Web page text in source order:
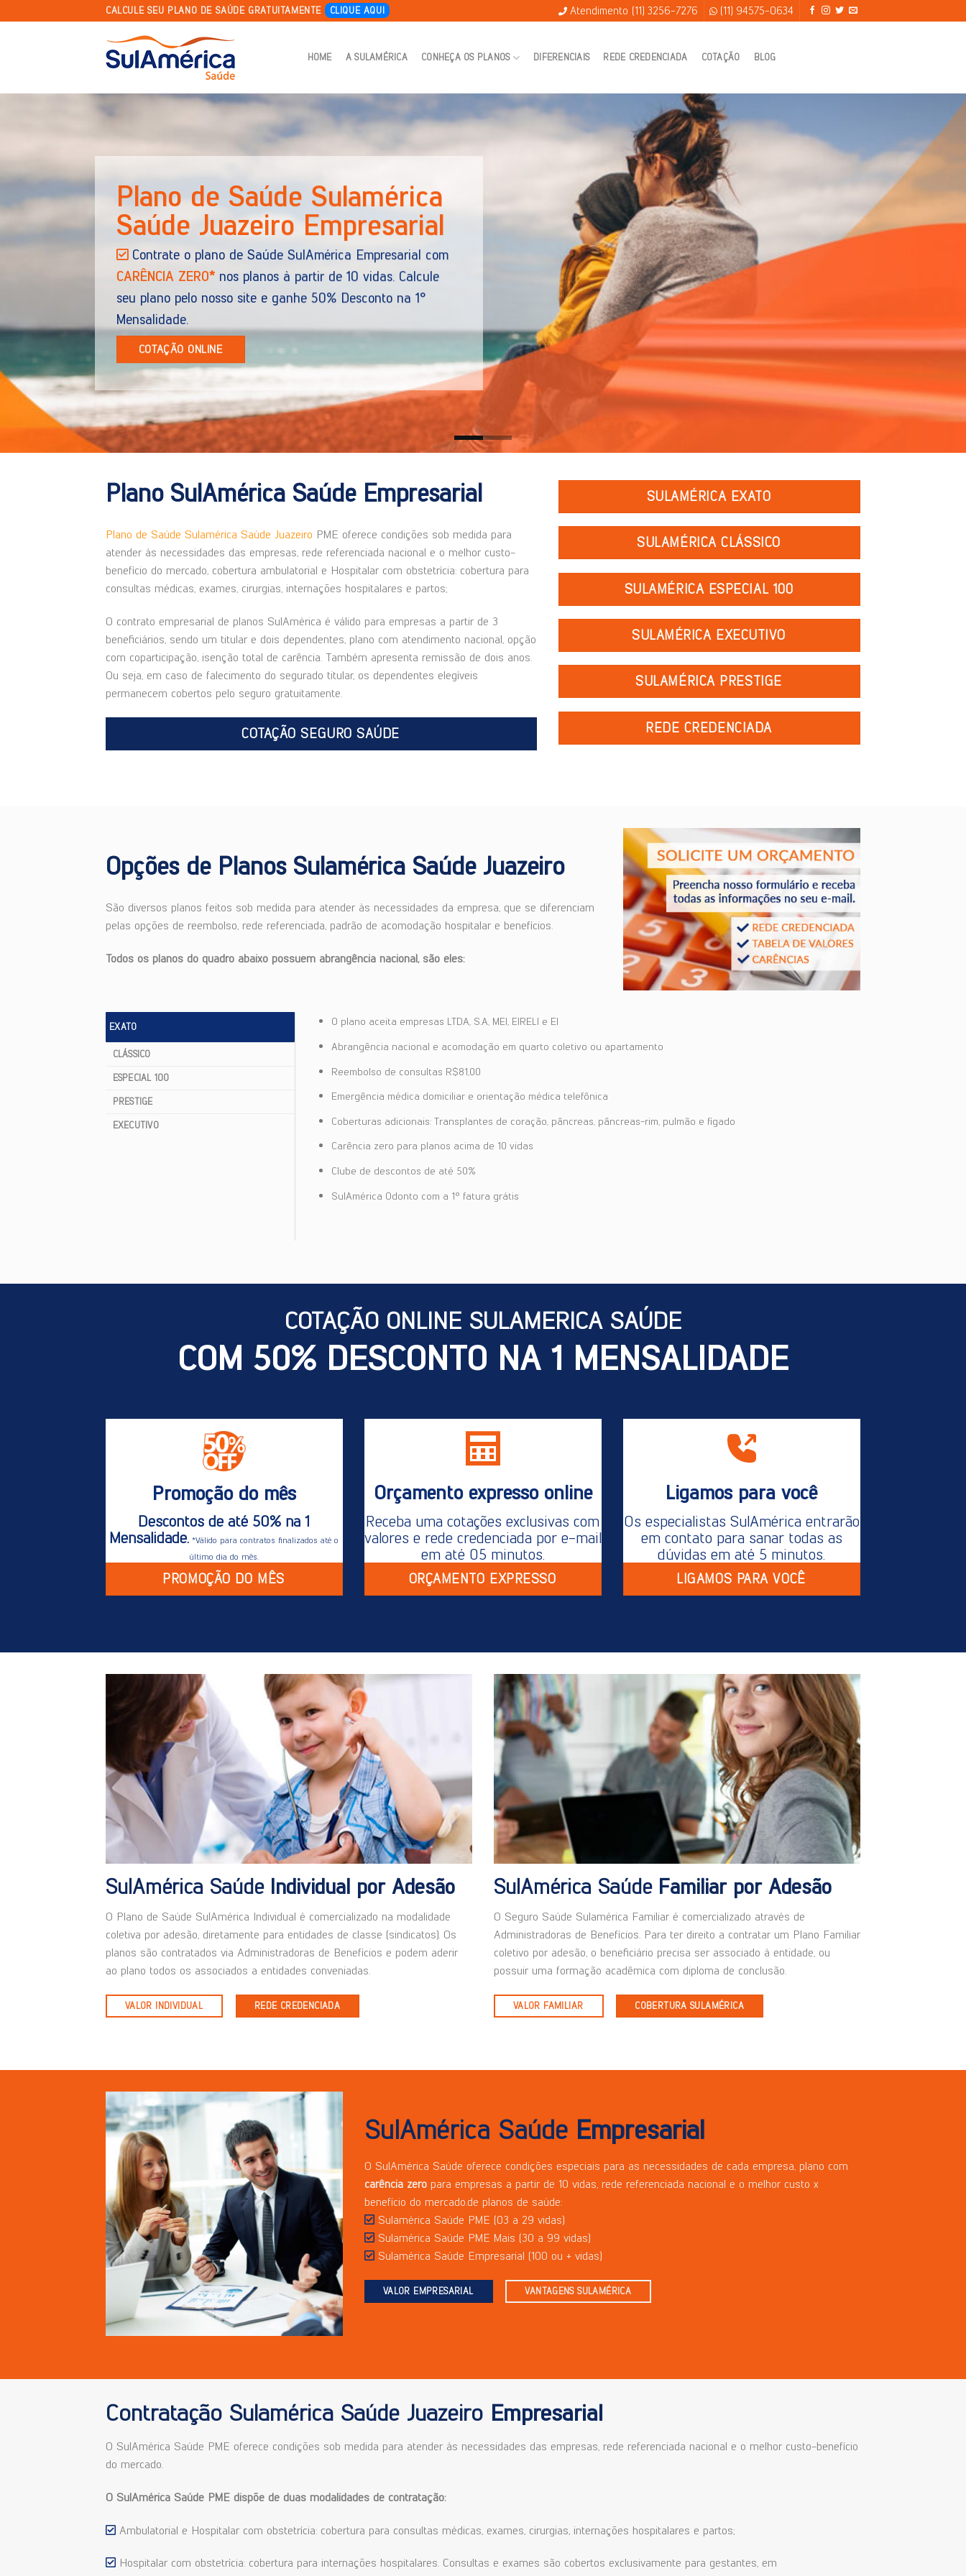
to
CALCULE SEU PLANO DE SAÚDE GRATUITAMENTE CLIQUE AQUI Atendimento (11) 3256-7276 (11) 94575-0634
HOME A SULAMÉRICA CONHEÇA OS PLANOS DIFERENCIAIS REDE CREDENCIADA COTAÇÃO BLOG
Plano de Saúde SulAmérica
Receba por e-mail todas as informações do plano SulAmérica Individual por adesão, Familiar por
adesão, Empresarial e Odontológico.
O SulAmérica Saúde oferece condições especiais para as necessidades da sua empresa,rede
referenciada nacional e o melhor custo x benefício do mercado.
COTAÇÃO ONLINE
Plano SulAmérica Saúde Empresarial
Plano de Saúde Sulamérica Saúde Juazeiro PME oferece condições sob medida para
atender às necessidades das empresas, rede referenciada nacional e o melhor custo-
benefício do mercado, cobertura ambulatorial e Hospitalar com obstetrícia: cobertura para
consultas médicas, exames, cirurgias, internações hospitalares e partos;
O contrato empresarial de planos SulAmérica é válido para empresas a partir de 3
beneficiários, sendo um titular e dois dependentes, plano com atendimento nacional, opção
com coparticipação, isenção total de carência. Também apresenta remissão de dois anos.
Ou seja, em caso de falecimento do segurado titular, os dependentes elegíveis
permanecem cobertos pelo seguro gratuitamente.
COTAÇÃO SEGURO SAÚDE
SULAMÉRICA EXATO
SULAMÉRICA CLÁSSICO
SULAMÉRICA ESPECIAL 100
SULAMÉRICA EXECUTIVO
SULAMÉRICA PRESTIGE
REDE CREDENCIADA
Opções de Planos Sulamérica Saúde Juazeiro
São diversos planos feitos sob medida para atender às necessidades da empresa, que se diferenciam
pelas opções de reembolso, rede referenciada, padrão de acomodação hospitalar e benefícios.
Todos os planos do quadro abaixo possuem abrangência nacional, são eles:
EXATO
CLÁSSICO
ESPECIAL 100
PRESTIGE
EXECUTIVO
O plano aceita empresas LTDA, S.A, MEI, EIRELI e EI
Abrangência nacional e acomodação em quarto coletivo ou apartamento
Reembolso de consultas R$81,00
Emergência médica domiciliar e orientação médica telefônica
Coberturas adicionais: Transplantes de coração, pâncreas, pâncreas-rim, pulmão e fígado
Carência zero para planos acima de 10 vidas
Clube de descontos de até 50%
SulAmérica Odonto com a 1° fatura grátis
COTAÇÃO ONLINE SULAMERICA SAÚDE
COM 50% DESCONTO NA 1 MENSALIDADE
Promoção do mês
Descontos de até 50% na 1
Mensalidade. *Válido para contratos finalizados até o
último dia do mês.
PROMOÇÃO DO MÊS
Orçamento expresso online
Receba uma cotações exclusivas com
valores e rede credenciada por e-mail
em até 05 minutos.
ORÇAMENTO EXPRESSO
Ligamos para você
Os especialistas SulAmérica entrarão
em contato para sanar todas as
dúvidas em até 5 minutos.
LIGAMOS PARA VOCÊ
SulAmérica Saúde Individual por Adesão
O Plano de Saúde SulAmérica Individual é comercializado na modalidade
coletiva por adesão, diretamente para entidades de classe (sindicatos). Os
planos são contratados via Administradoras de Benefícios e podem aderir
ao plano todos os associados a entidades conveniadas.
VALOR INDIVIDUAL REDE CREDENCIADA
SulAmérica Saúde Familiar por Adesão
O Seguro Saúde Sulamérica Familiar é comercializado através de
Administradoras de Benefícios. Para ter direito a contratar um Plano Familiar
coletivo por adesão, o beneficiário precisa ser associado à entidade, ou
possuir uma formação acadêmica com diploma de conclusão.
VALOR FAMILIAR COBERTURA SULAMÉRICA
SulAmérica Saúde Empresarial
O SulAmérica Saúde oferece condições especiais para as necessidades de cada empresa, plano com
carência zeropara empresas a partir de 10 vidas, rede referenciada nacional e o melhor custo x
benefício do mercado.de planos de saúde:
Sulamérica Saúde PME (03 a 29 vidas)
Sulamérica Saúde PME Mais (30 a 99 vidas)
Sulamérica Saúde Empresarial (100 ou + vidas)
VALOR EMPRESARIAL VANTAGENS SULAMÉRICA
Contratação Sulamérica Saúde Juazeiro Empresarial
O SulAmérica Saúde PME oferece condições sob medida para atender às necessidades das empresas, rede referenciada nacional e o melhor custo-benefício
do mercado.
O SulAmérica Saúde PME dispõe de duas modalidades de contratação:
Ambulatorial e Hospitalar com obstetrícia: cobertura para consultas médicas, exames, cirurgias, internações hospitalares e partos;
Hospitalar com obstetrícia: cobertura para internações hospitalares. Consultas e exames são cobertos exclusivamente para gestantes, em